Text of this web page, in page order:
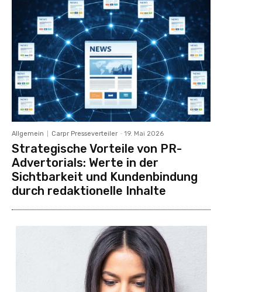
Allgemein Carpr Presseverteiler - 19. Mai 2026
Strategische Vorteile von PR-
Advertorials: Werte in der
Sichtbarkeit und Kundenbindung
durch redaktionelle Inhalte